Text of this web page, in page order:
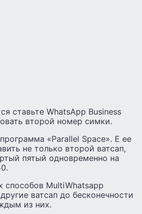
ставьте WhatsApp Business
второй номер симки.
«Parallel Space». Е ее
не только второй ватсап,
пятый одновременно на
способов MultiWhatsapp
ватсап до бесконечности
из них.